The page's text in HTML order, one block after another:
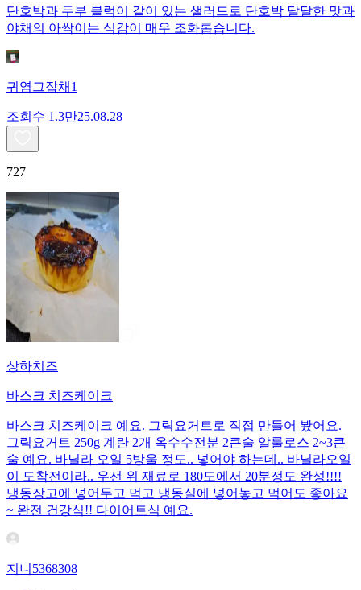
단호박과 두부 블럭이 같이 있는 샐러드로 단호박 달달한 맛과
야채의 아싹이는 식감이 매우 조화롭습니다.
귀염그잡채1
조회수 1.3만25.08.28
727
상하치즈
바스크 치즈케이크
바스크 치즈케이크 예요. 그릭요거트로 직접 만들어 봤어요.
그릭요거트 250g 계란 2개 옥수수전분 2큰술 알룰로스 2~3큰
술 예요. 바닐라 오일 5방울 정도.. 넣어야 하는데.. 바닐라오일
이 도착전이라.. 우선 위 재료로 180도에서 20분정도 완성!!!!
냉동장고에 넣어두고 먹고 냉동실에 넣어놓고 먹어도 좋아요
~ 완전 건강식!! 다이어트식 예요.
지니5368308